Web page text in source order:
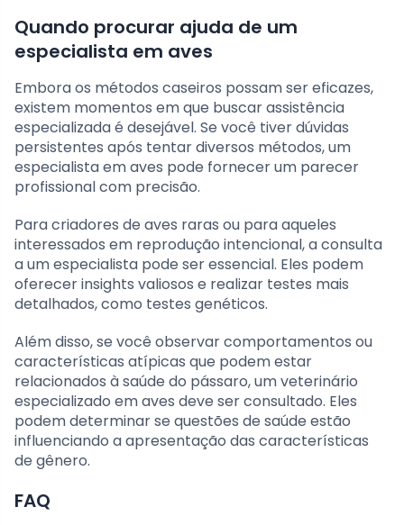
Quando procurar ajuda de um
especialista em aves
Embora os métodos caseiros possam ser eficazes,
existem momentos em que buscar assistência
especializada é desejável. Se você tiver dúvidas
persistentes após tentar diversos métodos, um
especialista em aves pode fornecer um parecer
profissional com precisão.
Para criadores de aves raras ou para aqueles
interessados em reprodução intencional, a consulta
a um especialista pode ser essencial. Eles podem
oferecer insights valiosos e realizar testes mais
detalhados, como testes genéticos.
Além disso, se você observar comportamentos ou
características atípicas que podem estar
relacionados à saúde do pássaro, um veterinário
especializado em aves deve ser consultado. Eles
podem determinar se questões de saúde estão
influenciando a apresentação das características
de gênero.
FAQ